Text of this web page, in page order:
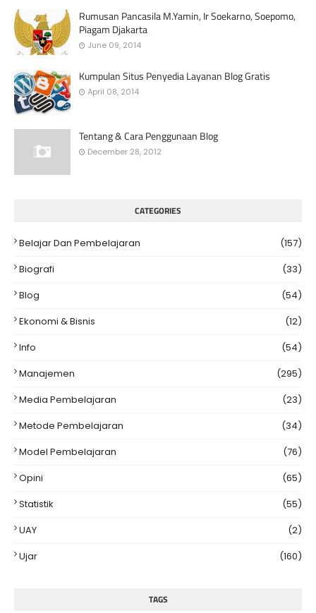
Rumusan Pancasila M.Yamin, Ir Soekarno, Soepomo,
Piagam Djakarta
June 09, 2014
Kumpulan Situs Penyedia Layanan Blog Gratis
April 08, 2014
Tentang & Cara Penggunaan Blog
December 28, 2012
CATEGORIES
Belajar Dan Pembelajaran
(157)
Biografi
(33)
Blog
(54)
Ekonomi & Bisnis
(12)
Info
(54)
Manajemen
(295)
Media Pembelajaran
(23)
Metode Pembelajaran
(34)
Model Pembelajaran
(76)
Opini
(65)
Statistik
(55)
UAY
(2)
Ujar
(160)
TAGS